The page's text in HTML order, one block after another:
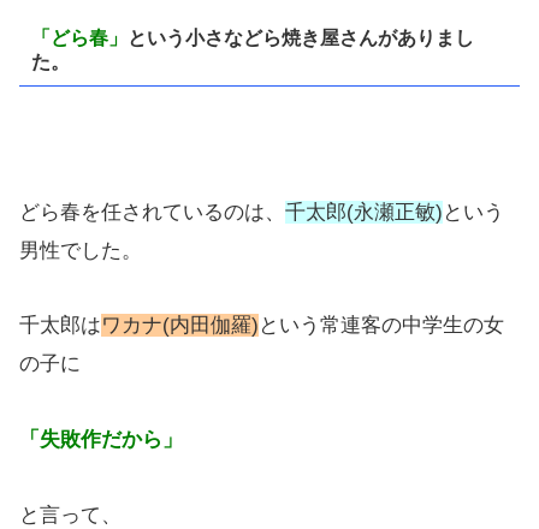
「どら春」 という小さなどら焼き屋さんがありまし
た。
どら春を任されているのは、 千太郎(永瀬正敏) という
男性でした。
千太郎はワカナ(内田伽羅) という常連客の中学生の女
の子に
「失敗作だから」
と言って、